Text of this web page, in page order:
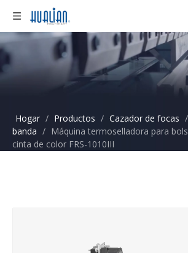
Hogar / Productos / Cazador de focas /
banda / Máquina termoselladora para
cinta de color FRS-1010III